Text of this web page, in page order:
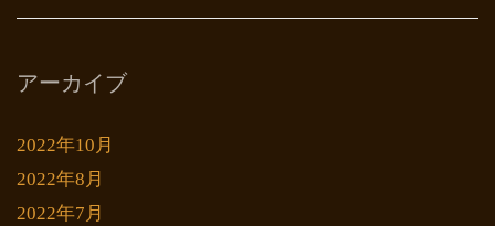
アーカイブ
2022年10月
2022年8月
2022年7月